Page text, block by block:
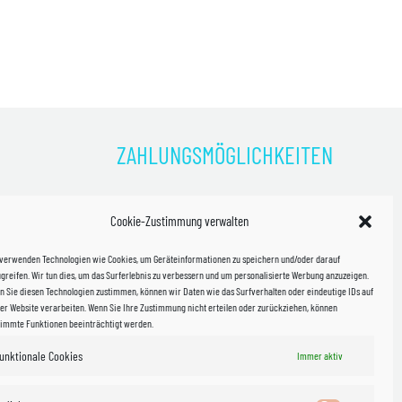
Cookie-Zustimmung verwalten
Technologien wie Cookies, um Geräteinformationen zu speichern und/oder darauf
Wir tun dies, um das Surferlebnis zu verbessern und um personalisierte Werbung anzuzeigen.
Sie diesen Technologien zustimmen, können wir Daten wie das Surfverhalten oder eindeutige IDs auf
Website verarbeiten. Wenn Sie Ihre Zustimmung nicht erteilen oder zurückziehen, können
Funktionen beeinträchtigt werden.
Cookies Immer aktiv
Sachsen
Versand
ZAHLUNGSMÖGLICHKEITEN